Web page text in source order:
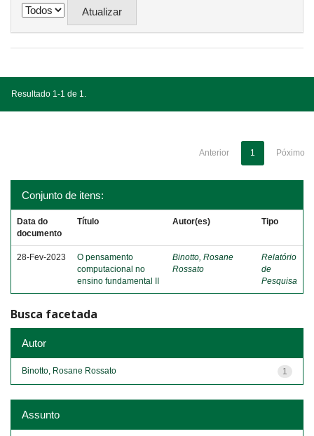
Resultado 1-1 de 1.
Anterior 1 Póximo
Conjunto de itens:
Data do
documento
Título Autor(es) Tipo
28-Fev-2023
O pensamento
computacional no
ensino fundamental II
Binotto, Rosane
Rossato
Relatório
de
Pesquisa
Busca facetada
Autor
1
Binotto, Rosane Rossato
Assunto